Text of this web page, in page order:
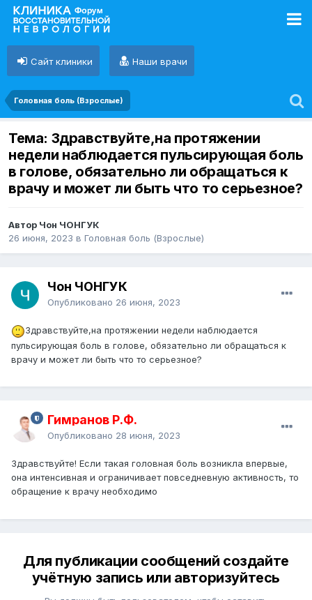
Сайт клиники Наши врачи
Головная боль (Взрослые)
Тема: Здравствуйте,на протяжении
недели наблюдается пульсирующая боль
в голове, обязательно ли обращаться к
врачу и может ли быть что то серьезное?
Автор Чон ЧОНГУК
26 июня, 2023 в Головная боль (Взрослые)
Чон ЧОНГУК
Опубликовано 26 июня, 2023
Здравствуйте,на протяжении недели наблюдается
пульсирующая боль в голове, обязательно ли обращаться к
врачу и может ли быть что то серьезное?
Гимранов Р.Ф.
Опубликовано 28 июня, 2023
Здравствуйте! Если такая головная боль возникла впервые,
она интенсивная и ограничивает повседневную активность, то
обращение к врачу необходимо
Для публикации сообщений создайте
учётную запись или авторизуйтесь